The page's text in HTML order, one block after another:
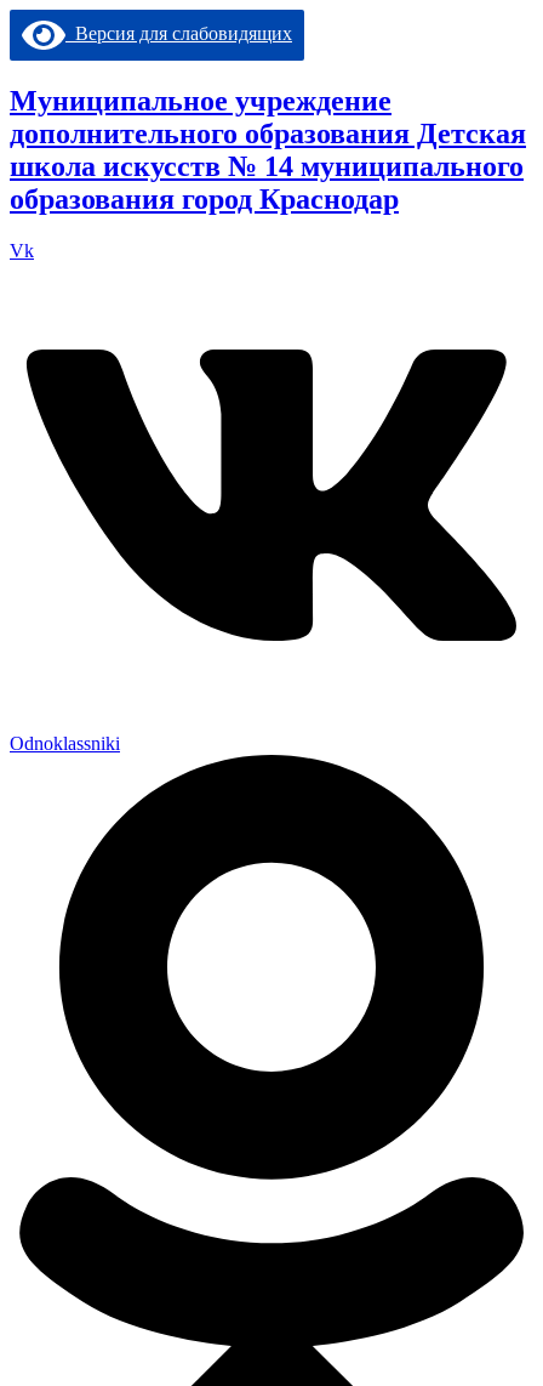
Перейти
содержимому
Версия для слабовидящих
Муниципальное учреждение
дополнительного образования Детская
школа искусств № 14 муниципального
образования город Краснодар
Vk
Odnoklassniki